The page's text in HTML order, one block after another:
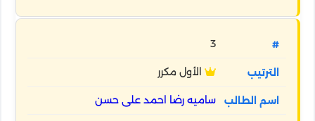
3
الأول مكرر
ساميه رضا احمد على حسن